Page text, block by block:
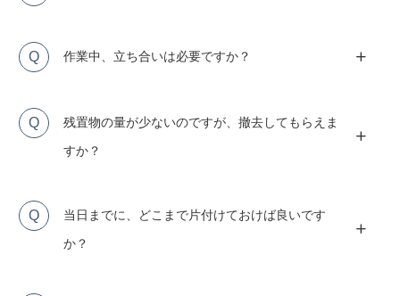
Q 作業中、立ち合いは必要ですか？
Q
残置物の量が少ないのですが、撤去してもらえま
すか？
Q
当日までに、どこまで片付けておけば良いです
か？